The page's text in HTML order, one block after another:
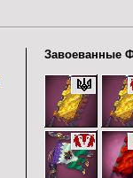
Завоеванные